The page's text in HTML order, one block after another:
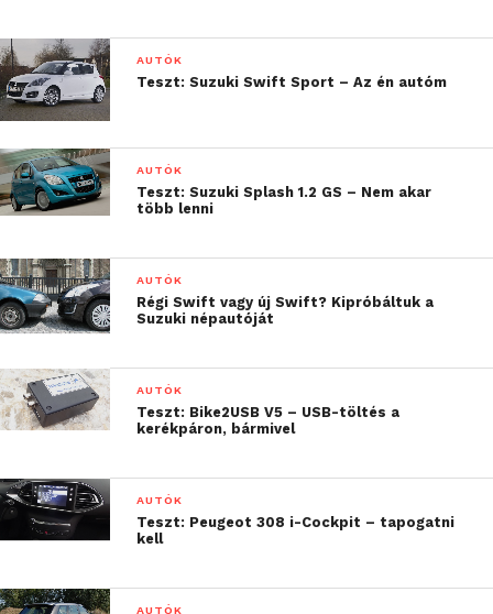
AUTÓK
Teszt: Suzuki Swift Sport – Az én autóm
AUTÓK
Teszt: Suzuki Splash 1.2 GS – Nem akar
több lenni
AUTÓK
Régi Swift vagy új Swift? Kipróbáltuk a
Suzuki népautóját
AUTÓK
Teszt: Bike2USB V5 – USB-töltés a
kerékpáron, bármivel
AUTÓK
Teszt: Peugeot 308 i-Cockpit – tapogatni
kell
AUTÓK